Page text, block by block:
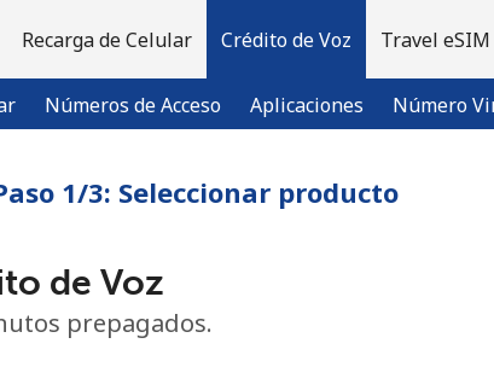
Recarga de Celular Crédito de Voz
Números de Acceso Aplicaciones Número
Travel eSIM
1/3: Seleccionar producto
de Voz
prepagados.